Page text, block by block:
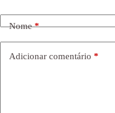
Nome*
Adicionar comentário *